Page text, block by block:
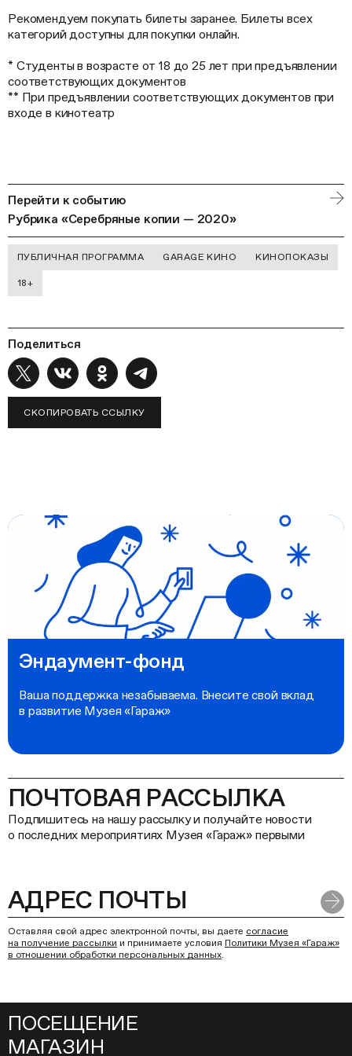
Рекомендуем покупать билеты заранее. Билеты всех
категорий доступны для покупки онлайн.
* Студенты в возрасте от 18 до 25 лет при предъявлении
соответствующих документов
** При предъявлении соответствующих документов при
входе в кинотеатр
Перейти к событию
Рубрика «Серебряные копии — 2020»
ПУБЛИЧНАЯ ПРОГРАММА GARAGE КИНО КИНОПОКАЗЫ
18+
Поделиться
СКОПИРОВАТЬ ССЫЛКУ
Эндаумент-фонд
Ваша поддержка незабываема. Внесите свой вклад
в развитие Музея «Гараж»
ПОЧТОВАЯ РАССЫЛКА
Подпишитесь на нашу рассылку и получайте новости
о последних мероприятиях Музея «Гараж» первыми
Оставляя свой адрес электронной почты, вы даете согласие
на получение рассылки и принимаете условия Политики Музея «Гараж»
в отношении обработки персональных данных.
ПОСЕЩЕНИЕ
МАГАЗИН